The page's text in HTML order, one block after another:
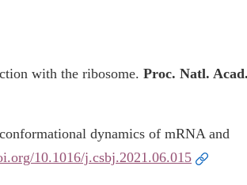
with the ribosome. Proc. Natl.
dynamics of mRNA and
10.1016/j.csbj.2021.06.015